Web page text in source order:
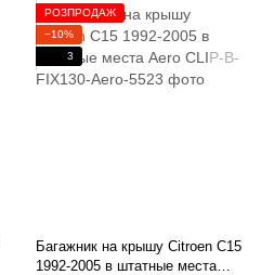
РОЗПРОДАЖ
−10%
3
Багажник на крышу Citroen C15
1992-2005 в штатные места